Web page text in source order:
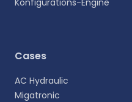
Wählen Sie Ihre
persönlichere Erfahrung.
Konfigurations-Engine
Cases
AC Hydraulic
Migatronic